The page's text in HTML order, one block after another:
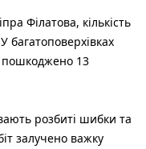
Філатова, кількість
багатоповерхівках
пошкоджено 13
розбиті шибки та
залучено важку